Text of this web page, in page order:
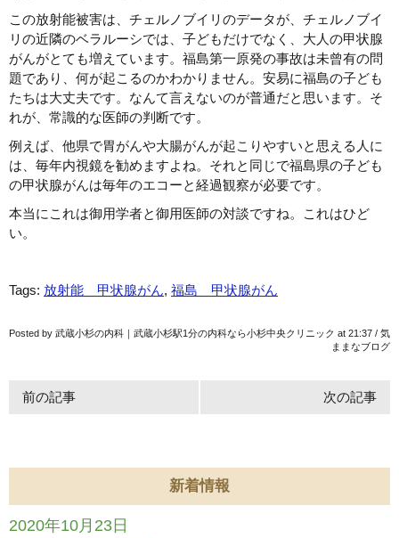
この放射能被害は、チェルノブイリのデータが、チェルノブイ
リの近隣のベラルーシでは、子どもだけでなく、大人の甲状腺
がんがとても増えています。福島第一原発の事故は未曾有の問
題であり、何が起こるのかわかりません。安易に福島の子ども
たちは大丈夫です。なんて言えないのが普通だと思います。そ
れが、常識的な医師の判断です。
例えば、他県で胃がんや大腸がんが起こりやすいと思える人に
は、毎年内視鏡を勧めますよね。それと同じで福島県の子ども
の甲状腺がんは毎年のエコーと経過観察が必要です。
本当にこれは御用学者と御用医師の対談ですね。これはひど
い。
Tags: 放射能 甲状腺がん, 福島 甲状腺がん
Posted by 武蔵小杉の内科｜武蔵小杉駅1分の内科なら小杉中央クリニック at 21:37 / 気
ままなブログ
前の記事 次の記事
新着情報
2020年10月23日